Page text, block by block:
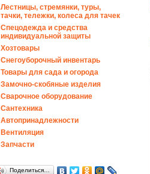
Лестницы, стремянки, туры,
тачки, тележки, колеса для тачек
Спецодежда и средства
индивидуальной защиты
Хозтовары
Снегоуборочный инвентарь
Товары для сада и огорода
Замочно-скобяные изделия
Сварочное оборудование
Сантехника
Автопринадлежности
Вентиляция
Запчасти
Поделиться…